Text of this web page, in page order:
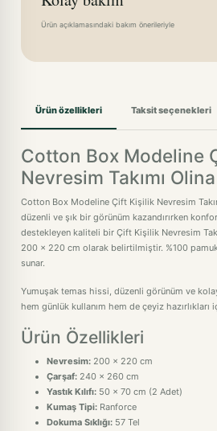
Ürün açıklamasındaki bakım önerileriyle
Ürün özellikleri Taksit seçenekleri
Cotton Box Modeline
Nevresim Takımı
Cotton Box Modeline Çift Kişilik Nevresim
düzenli ve şık bir görünüm kazandırırken
destekleyen kaliteli bir Çift Kişilik Nevresim
200 x 220 cm olarak belirtilmiştir. %100
sunar.
Yumuşak temas hissi, düzenli görünüm ve
hem günlük kullanım hem de çeyiz hazırlıkları
Ürün Özellikleri
Nevresim: 200 x 220 cm
Çarşaf: 240 x 260 cm
Yastık Kılıfı: 50 x 70 cm (2 Adet)
Kumaş Tipi: Ranforce
Dokuma Sıklığı: 57 Tel